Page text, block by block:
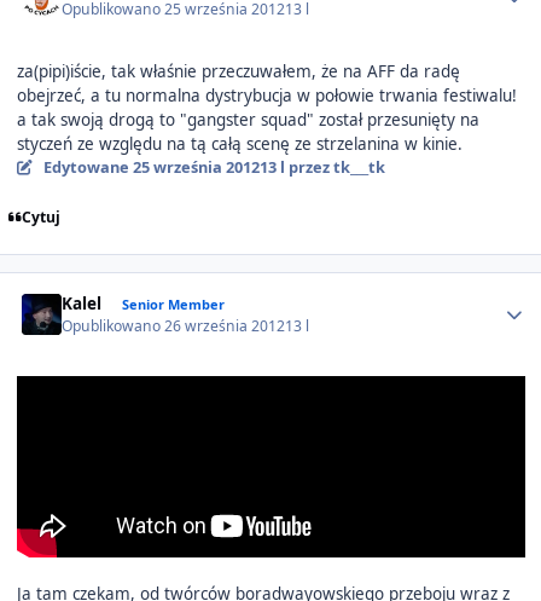
Opublikowano25 września 201213 l
za(pipi)iście, tak właśnie przeczuwałem, że na AFF da radę
obejrzeć, a tu normalna dystrybucja w połowie trwania festiwalu!
a tak swoją drogą to "gangster squad" został przesunięty na
styczeń ze względu na tą całą scenę ze strzelanina w kinie.
Edytowane 25 września 201213 l przez tk___tk
Cytuj
Kalel Senior Member
Opublikowano26 września 201213 l
Ja tam czekam, od twórców boradwayowskiego przeboju wraz z